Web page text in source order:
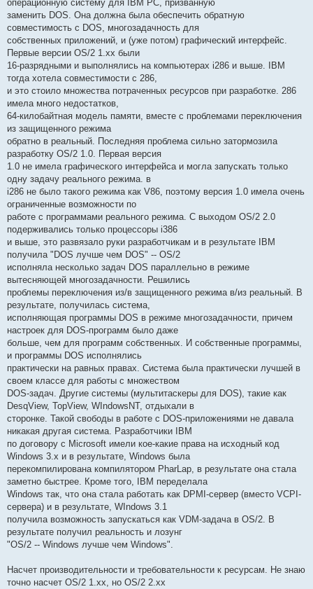
операционную систему для IBM PC, призванную
заменить DOS. Она должна была обеспечить обратную
совместимость с DOS, многозадачность для
собственных приложений, и (уже потом) графический интерфейс.
Первые версии OS/2 1.xx были
16-разрядными и выполнялись на компьютерах i286 и выше. IBM
тогда хотела совместимости с 286,
и это стоило множества потраченных ресурсов при разработке. 286
имела много недостатков,
64-килобайтная модель памяти, вместе с проблемами переключения
из защищенного режима
обратно в реальный. Последняя проблема сильно затормозила
разработку OS/2 1.0. Первая версия
1.0 не имела графического интерфейса и могла запускать только
одну задачу реального режима. в
i286 не было такого режима как V86, поэтому версия 1.0 имела очень
ограниченные возможности по
работе с программами реального режима. С выходом OS/2 2.0
подерживались только процессоры i386
и выше, это развязало руки разработчикам и в результате IBM
получила "DOS лучше чем DOS" -- OS/2
исполняла несколько задач DOS параллельно в режиме
вытесняющей многозадачности. Решились
проблемы переключения из/в защищенного режима в/из реальный. В
результате, получилась система,
исполняющая программы DOS в режиме многозадачности, причем
настроек для DOS-программ было даже
больше, чем для программ собственных. И собственные программы,
и программы DOS исполнялись
практически на равных правах. Система была практически лучшей в
своем классе для работы с множеством
DOS-задач. Другие системы (мультитаскеры для DOS), такие как
DesqView, TopView, WIndowsNT, отдыхали в
сторонке. Такой свободы в работе с DOS-приложениями не давала
никакая другая система. Разработчики IBM
по договору с Microsoft имели кое-какие права на исходный код
Windows 3.x и в результате, Windows была
перекомпилирована компилятором PharLap, в результате она стала
заметно быстрее. Кроме того, IBM переделала
Windows так, что она стала работать как DPMI-сервер (вместо VCPI-
сервера) и в результате, WIndows 3.1
получила возможность запускаться как VDM-задача в OS/2. В
результате получил реальность и лозунг
"OS/2 -- Windows лучше чем Windows".
Насчет производительности и требовательности к ресурсам. Не знаю
точно насчет OS/2 1.xx, но OS/2 2.хх